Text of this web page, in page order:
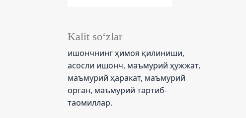
Kalit so‘zlar
ишончнинг ҳимоя қилиниши,
асосли ишонч, маъмурий ҳужжат,
маъмурий ҳаракат, маъмурий
орган, маъмурий тартиб-
таомиллар.